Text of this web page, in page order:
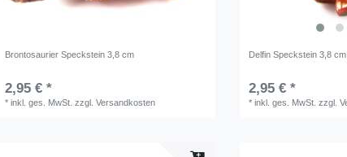
Brontosaurier Speckstein 3,8 cm
2,95 € *
*inkl. ges. MwSt. zzgl.Versandkosten
Delfin Speckstein 3,8 cm
2,95 € *
*inkl. ges. MwSt. zzgl.